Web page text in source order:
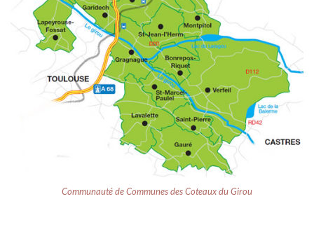
Communauté de Communes des Coteaux du Girou